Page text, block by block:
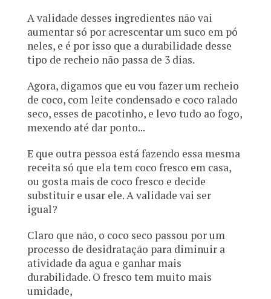
A validade desses ingredientes não vai
aumentar só por acrescentar um suco em pó
neles, e é por isso que a durabilidade desse
tipo de recheio não passa de 3 dias.
Agora, digamos que eu vou fazer um recheio
de coco, com leite condensado e coco ralado
seco, esses de pacotinho, e levo tudo ao fogo,
mexendo até dar ponto...
E que outra pessoa está fazendo essa mesma
receita só que ela tem coco fresco em casa,
ou gosta mais de coco fresco e decide
substituir e usar ele. A validade vai ser
igual?
Claro que não, o coco seco passou por um
processo de desidratação para diminuir a
atividade da agua e ganhar mais
durabilidade. O fresco tem muito mais
umidade,